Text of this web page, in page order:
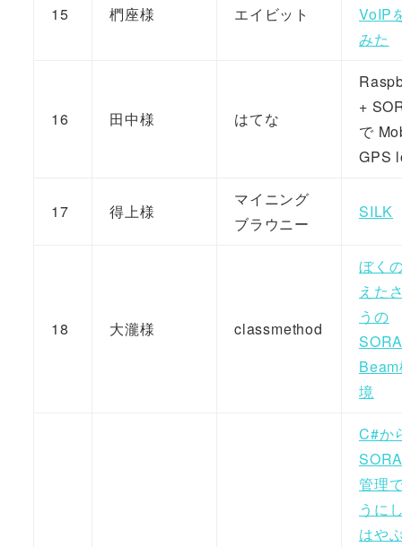
15 椚座様 エイビット
VoIP
みた
16 田中様 はてな
+
で
GPS
17 得上様
マイニング
ブラウニー
SILK
18 大瀧様 classmethod
ぼく
えた
うの
境
C#か
管理
うに
はや